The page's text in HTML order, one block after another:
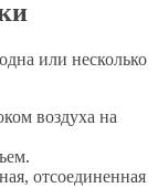
или несколько
воздуха на
отсоединенная